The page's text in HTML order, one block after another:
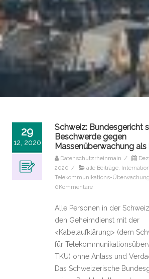
29
12, 2020
Schweiz: Bundesgericht
Beschwerde gegen
Massenüberwachung
Datenschutzrheinmain /
2020 / alle Beiträge
Telekommunikations-Überwachung
0Kommentare
Alle Personen in der
den Geheimdienst mit der
<Kabelaufklärung> (dem
für
TKÜ) ohne Anlass und
Das Schweizerische